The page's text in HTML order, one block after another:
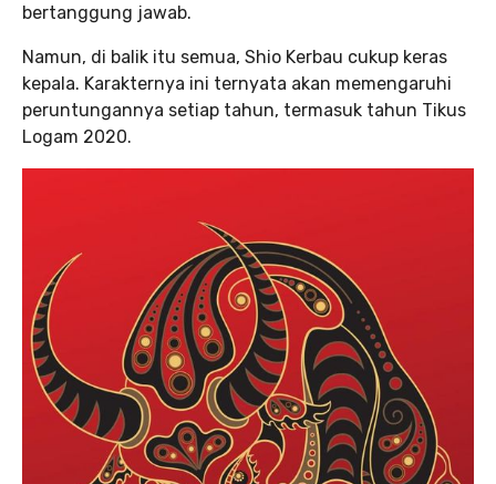
bertanggung jawab.
Namun, di balik itu semua, Shio Kerbau cukup keras
kepala. Karakternya ini ternyata akan memengaruhi
peruntungannya setiap tahun, termasuk tahun Tikus
Logam 2020.